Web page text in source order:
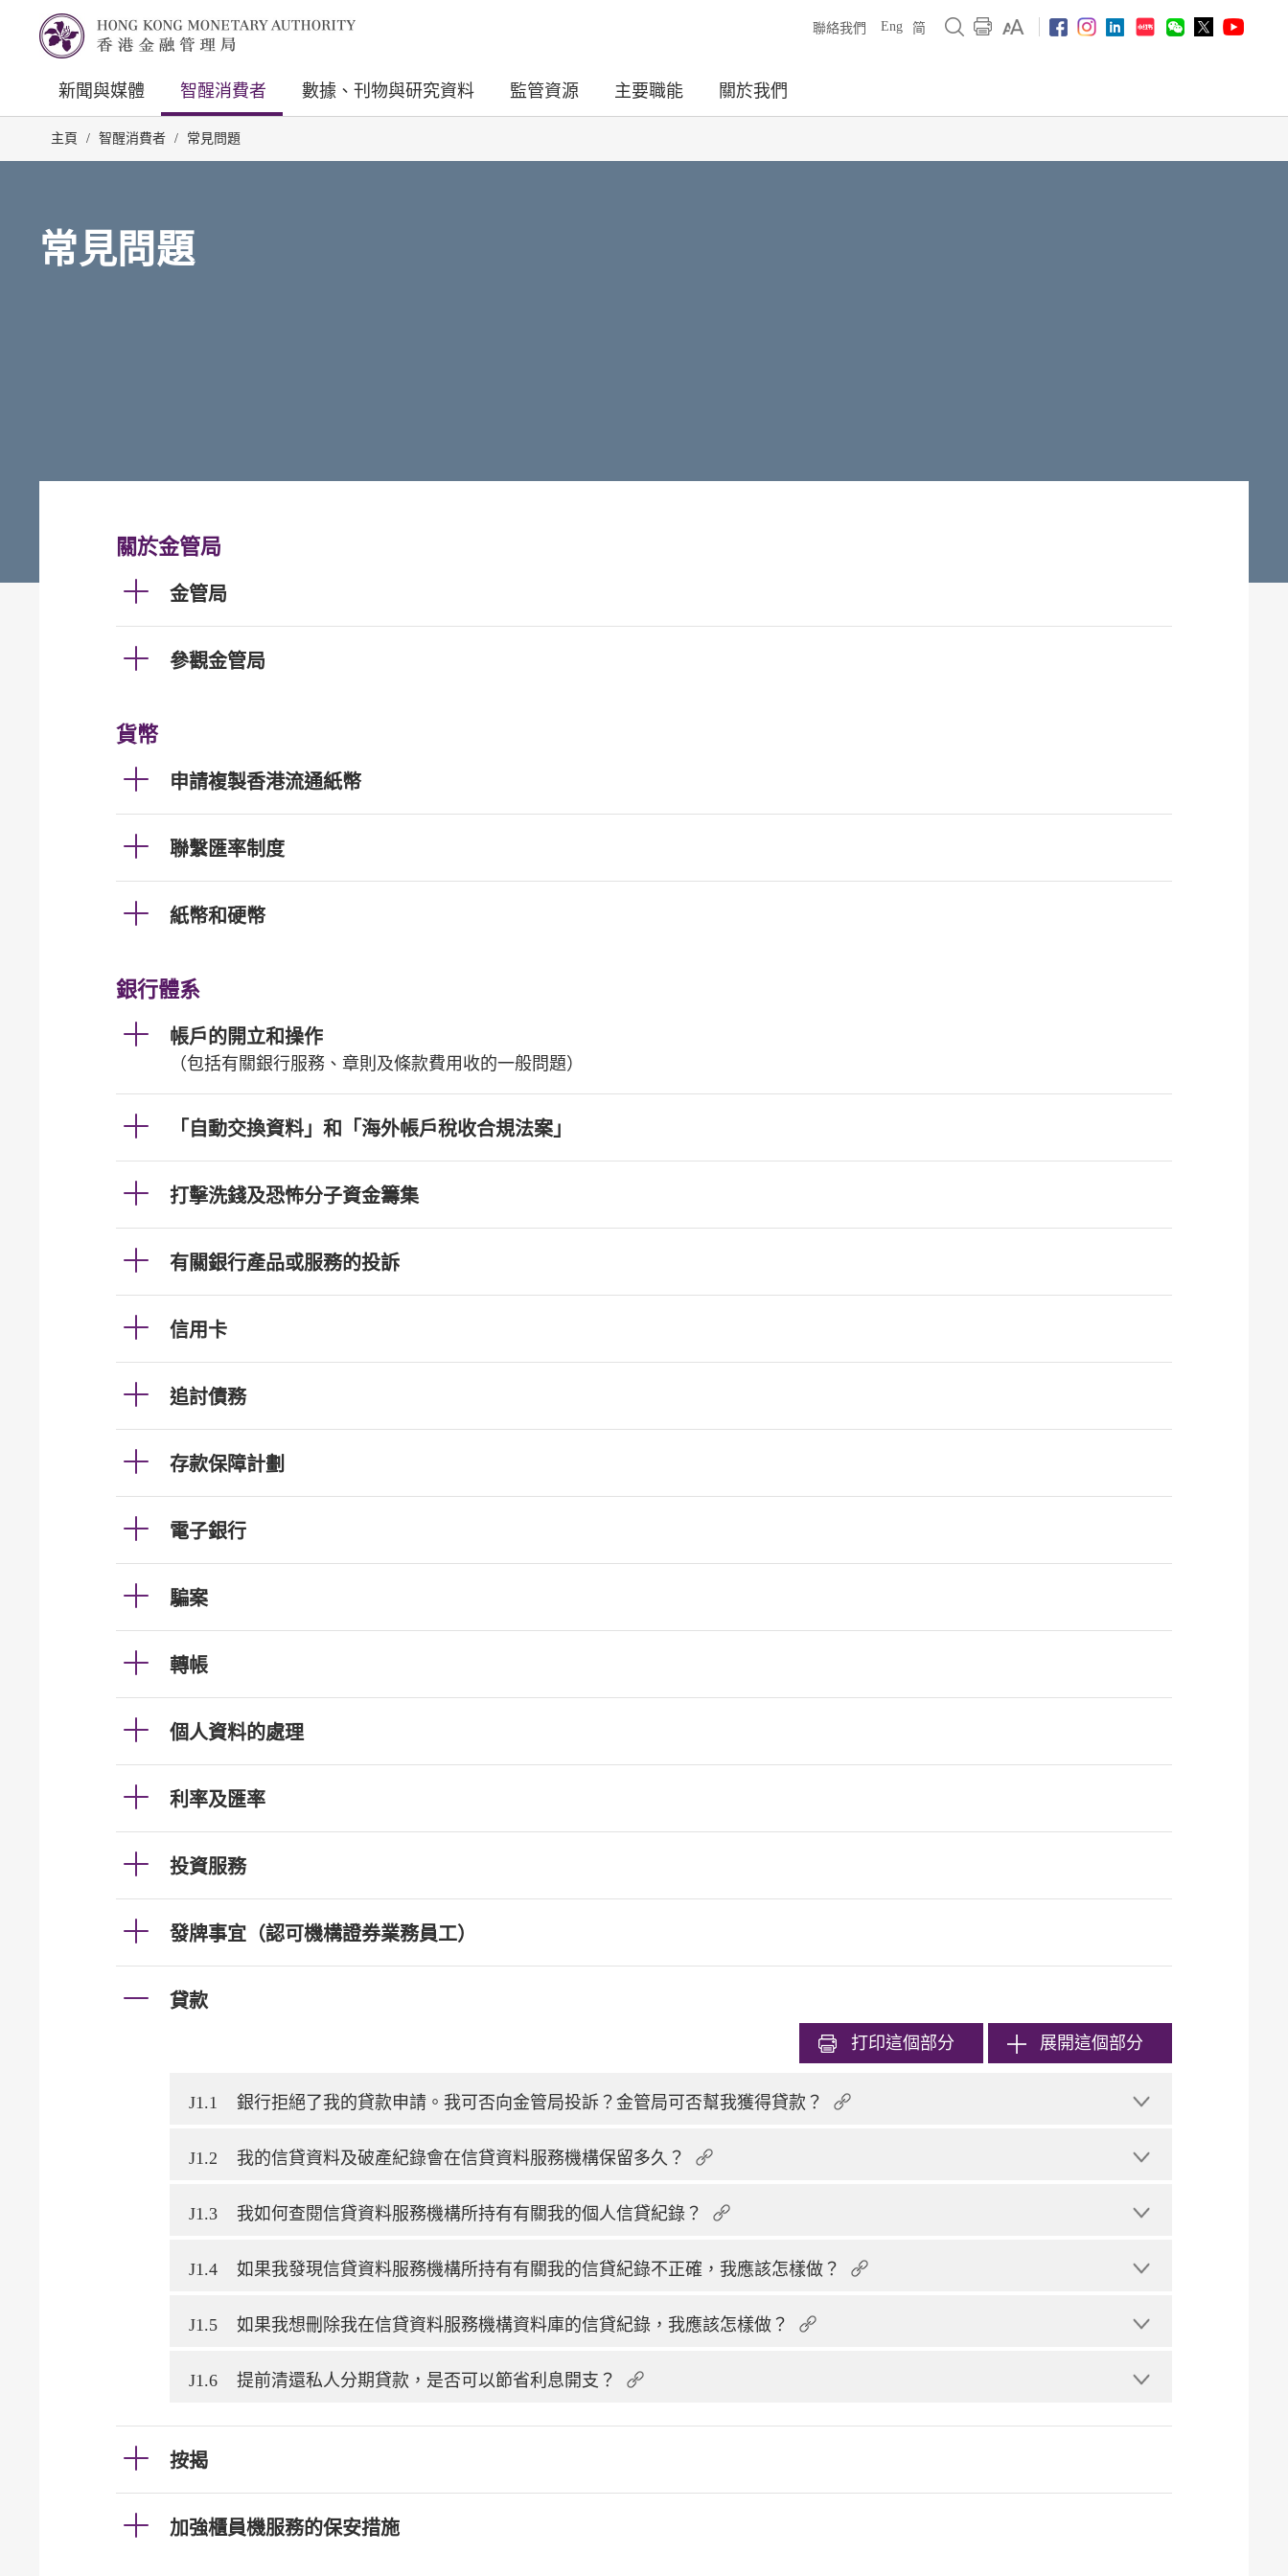
聯絡我們 Eng 简
新聞與媒體 智醒消費者 數據、刊物與研究資料 監管資源 主要職能 關於我們
主頁 / 智醒消費者 / 常見問題
常見問題
關於金管局
金管局
參觀金管局
貨幣
申請複製香港流通紙幣
聯繫匯率制度
紙幣和硬幣
銀行體系
帳戶的開立和操作
（包括有關銀行服務、章則及條款費用收的一般問題）
「自動交換資料」和「海外帳戶稅收合規法案」
打擊洗錢及恐怖分子資金籌集
有關銀行產品或服務的投訴
信用卡
追討債務
存款保障計劃
電子銀行
騙案
轉帳
個人資料的處理
利率及匯率
投資服務
發牌事宜（認可機構證券業務員工）
貸款
打印這個部分 展開這個部分
J1.1 銀行拒絕了我的貸款申請。我可否向金管局投訴？金管局可否幫我獲得貸款？
J1.2 我的信貸資料及破產紀錄會在信貸資料服務機構保留多久？
J1.3 我如何查閱信貸資料服務機構所持有有關我的個人信貸紀錄？
J1.4 如果我發現信貸資料服務機構所持有有關我的信貸紀錄不正確，我應該怎樣做？
J1.5 如果我想刪除我在信貸資料服務機構資料庫的信貸紀錄，我應該怎樣做？
J1.6 提前清還私人分期貸款，是否可以節省利息開支？
按揭
加強櫃員機服務的保安措施